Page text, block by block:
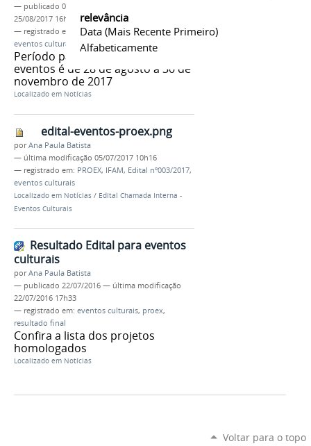
relevância
Data (mais Recente Primeiro)
Alfabeticamente
— publicado 05/07/2017
25/08/2017 16h07
— registrado em:
PROEX,IFAM,Edital nº003/2017,
eventos culturais
Período para realização de
eventos é de 28 de agosto a 30 de
novembro de 2017
Localizado em Notícias
edital-eventos-proex.png
porAna Paula Batista
— última modificação 05/07/2017 10h16
— registrado em: PROEX, IFAM, Edital nº003/2017,
eventos culturais
Localizado em Notícias / Edital Chamada Interna -
Eventos Culturais
Resultado Edital para eventos
culturais
porAna Paula Batista
— publicado 22/07/2016 — última modificação
22/07/2016 17h33
— registrado em: eventos culturais, proex,
resultado final
Confira a lista dos projetos
homologados
Localizado em Notícias
Voltar para o topo